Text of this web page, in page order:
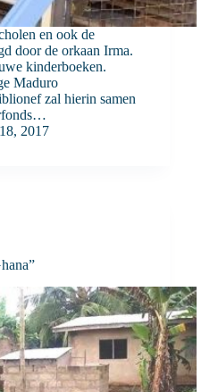
en ook de
door de orkaan Irma.
kinderboeken.
Maduro
zal hierin samen
2017